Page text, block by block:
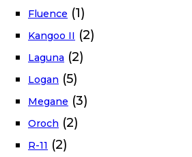
Fluence (1)
Kangoo II (2)
Laguna (2)
Logan (5)
Megane (3)
Oroch (2)
R-11 (2)